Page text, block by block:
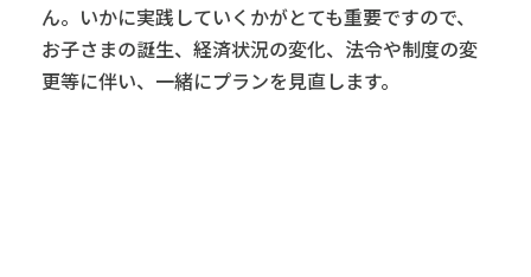
ん。いかに実践していくかがとても重要ですので、
お子さまの誕生、経済状況の変化、法令や制度の変
更等に伴い、一緒にプランを見直します。